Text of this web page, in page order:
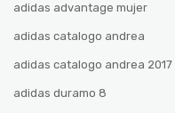
adidas advantage mujer
adidas catalogo andrea
adidas catalogo andrea 2017
adidas duramo 8